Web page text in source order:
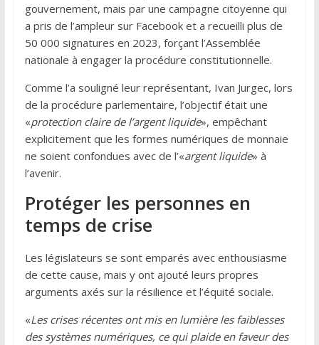
gouvernement, mais par une campagne citoyenne qui
a pris de l’ampleur sur Facebook et a recueilli plus de
50 000 signatures en 2023, forçant l’Assemblée
nationale à engager la procédure constitutionnelle.
Comme l’a souligné leur représentant, Ivan Jurgec, lors
de la procédure parlementaire, l’objectif était une
«protection claire de l’argent liquide», empêchant
explicitement que les formes numériques de monnaie
ne soient confondues avec de l’«argent liquide» à
l’avenir.
Protéger les personnes en
temps de crise
Les législateurs se sont emparés avec enthousiasme
de cette cause, mais y ont ajouté leurs propres
arguments axés sur la résilience et l’équité sociale.
«Les crises récentes ont mis en lumière les faiblesses
des systèmes numériques, ce qui plaide en faveur des